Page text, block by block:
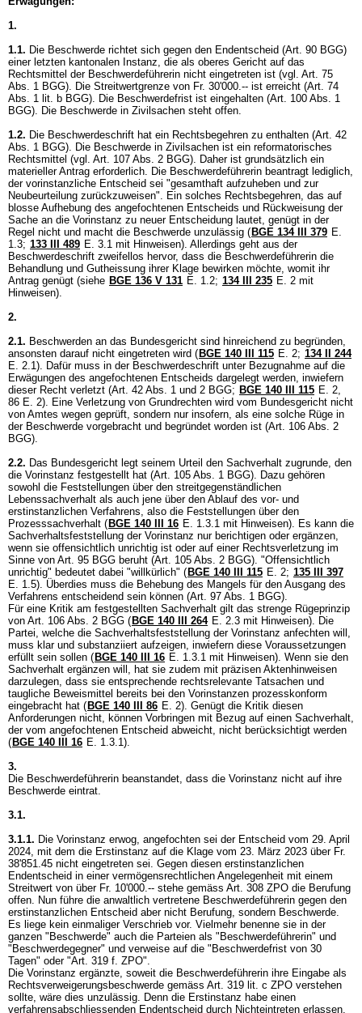
1.
1.1. Die Beschwerde richtet sich gegen den Endentscheid (Art. 90 BGG)
einer letzten kantonalen Instanz, die als oberes Gericht auf das
Rechtsmittel der Beschwerdeführerin nicht eingetreten ist (vgl. Art. 75
Abs. 1 BGG). Die Streitwertgrenze von Fr. 30'000.-- ist erreicht (Art. 74
Abs. 1 lit. b BGG). Die Beschwerdefrist ist eingehalten (Art. 100 Abs. 1
BGG). Die Beschwerde in Zivilsachen steht offen.
1.2. Die Beschwerdeschrift hat ein Rechtsbegehren zu enthalten (Art. 42
Abs. 1 BGG). Die Beschwerde in Zivilsachen ist ein reformatorisches
Rechtsmittel (vgl. Art. 107 Abs. 2 BGG). Daher ist grundsätzlich ein
materieller Antrag erforderlich. Die Beschwerdeführerin beantragt lediglich,
der vorinstanzliche Entscheid sei "gesamthaft aufzuheben und zur
Neubeurteilung zurückzuweisen". Ein solches Rechtsbegehren, das auf
blosse Aufhebung des angefochtenen Entscheids und Rückweisung der
Sache an die Vorinstanz zu neuer Entscheidung lautet, genügt in der
Regel nicht und macht die Beschwerde unzulässig ( BGE 134 III 379 E.
1.3; 133 III 489 E. 3.1 mit Hinweisen). Allerdings geht aus der
Beschwerdeschrift zweifellos hervor, dass die Beschwerdeführerin die
Behandlung und Gutheissung ihrer Klage bewirken möchte, womit ihr
Antrag genügt (siehe BGE 136 V 131 E. 1.2; 134 III 235 E. 2 mit
Hinweisen).
2.
2.1. Beschwerden an das Bundesgericht sind hinreichend zu begründen,
ansonsten darauf nicht eingetreten wird ( BGE 140 III 115 E. 2; 134 II 244
E. 2.1). Dafür muss in der Beschwerdeschrift unter Bezugnahme auf die
Erwägungen des angefochtenen Entscheids dargelegt werden, inwiefern
dieser Recht verletzt (Art. 42 Abs. 1 und 2 BGG; BGE 140 III 115 E. 2,
86 E. 2). Eine Verletzung von Grundrechten wird vom Bundesgericht nicht
von Amtes wegen geprüft, sondern nur insofern, als eine solche Rüge in
der Beschwerde vorgebracht und begründet worden ist (Art. 106 Abs. 2
BGG).
2.2. Das Bundesgericht legt seinem Urteil den Sachverhalt zugrunde, den
die Vorinstanz festgestellt hat (Art. 105 Abs. 1 BGG). Dazu gehören
sowohl die Feststellungen über den streitgegenständlichen
Lebenssachverhalt als auch jene über den Ablauf des vor- und
erstinstanzlichen Verfahrens, also die Feststellungen über den
Prozesssachverhalt ( BGE 140 III 16 E. 1.3.1 mit Hinweisen). Es kann die
Sachverhaltsfeststellung der Vorinstanz nur berichtigen oder ergänzen,
wenn sie offensichtlich unrichtig ist oder auf einer Rechtsverletzung im
Sinne von Art. 95 BGG beruht (Art. 105 Abs. 2 BGG). "Offensichtlich
unrichtig" bedeutet dabei "willkürlich" ( BGE 140 III 115 E. 2; 135 III 397
E. 1.5). Überdies muss die Behebung des Mangels für den Ausgang des
Verfahrens entscheidend sein können (Art. 97 Abs. 1 BGG).
Für eine Kritik am festgestellten Sachverhalt gilt das strenge Rügeprinzip
von Art. 106 Abs. 2 BGG ( BGE 140 III 264 E. 2.3 mit Hinweisen). Die
Partei, welche die Sachverhaltsfeststellung der Vorinstanz anfechten will,
muss klar und substanziiert aufzeigen, inwiefern diese Voraussetzungen
erfüllt sein sollen ( BGE 140 III 16 E. 1.3.1 mit Hinweisen). Wenn sie den
Sachverhalt ergänzen will, hat sie zudem mit präzisen Aktenhinweisen
darzulegen, dass sie entsprechende rechtsrelevante Tatsachen und
taugliche Beweismittel bereits bei den Vorinstanzen prozesskonform
eingebracht hat ( BGE 140 III 86 E. 2). Genügt die Kritik diesen
Anforderungen nicht, können Vorbringen mit Bezug auf einen Sachverhalt,
der vom angefochtenen Entscheid abweicht, nicht berücksichtigt werden
( BGE 140 III 16 E. 1.3.1).
3.
Die Beschwerdeführerin beanstandet, dass die Vorinstanz nicht auf ihre
Beschwerde eintrat.
3.1.
3.1.1. Die Vorinstanz erwog, angefochten sei der Entscheid vom 29. April
2024, mit dem die Erstinstanz auf die Klage vom 23. März 2023 über Fr.
38'851.45 nicht eingetreten sei. Gegen diesen erstinstanzlichen
Endentscheid in einer vermögensrechtlichen Angelegenheit mit einem
Streitwert von über Fr. 10'000.-- stehe gemäss Art. 308 ZPO die Berufung
offen. Nun führe die anwaltlich vertretene Beschwerdeführerin gegen den
erstinstanzlichen Entscheid aber nicht Berufung, sondern Beschwerde.
Es liege kein einmaliger Verschrieb vor. Vielmehr benenne sie in der
ganzen "Beschwerde" auch die Parteien als "Beschwerdeführerin" und
"Beschwerdegegner" und verweise auf die "Beschwerdefrist von 30
Tagen" oder "Art. 319 f. ZPO".
Die Vorinstanz ergänzte, soweit die Beschwerdeführerin ihre Eingabe als
Rechtsverweigerungsbeschwerde gemäss Art. 319 lit. c ZPO verstehen
sollte, wäre dies unzulässig. Denn die Erstinstanz habe einen
verfahrensabschliessenden Endentscheid durch Nichteintreten erlassen.